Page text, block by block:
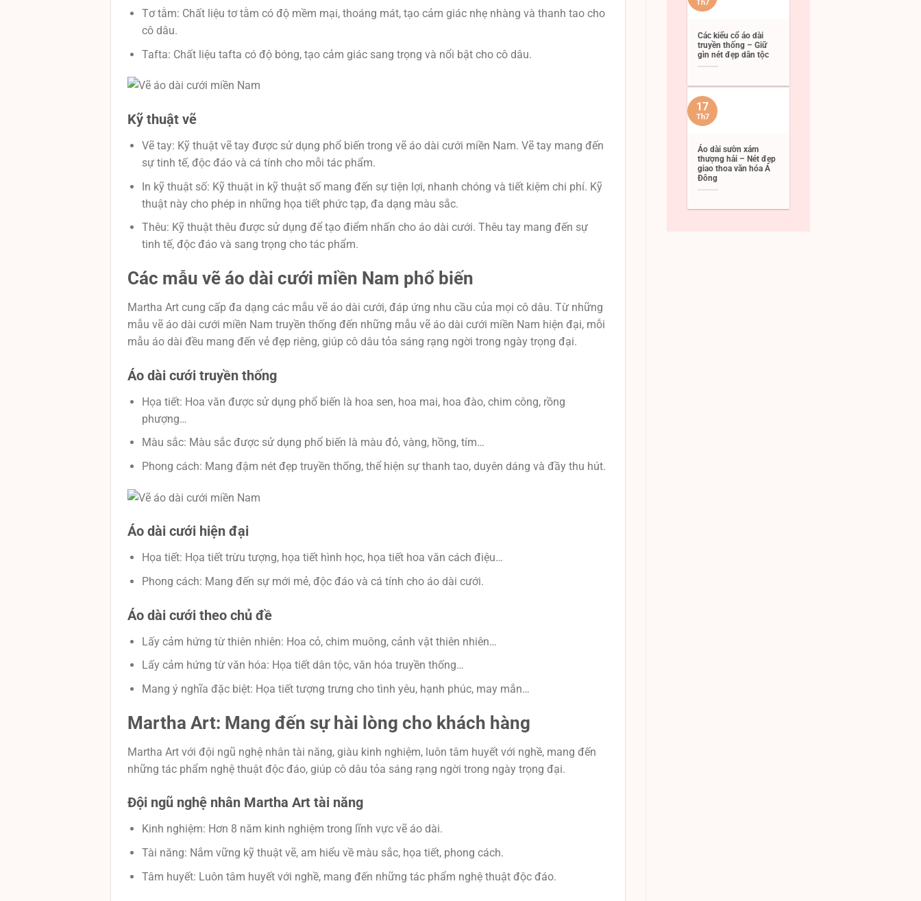
Tơ tằm: Chất liệu tơ tằm có độ mềm mại, thoáng mát, tạo cảm giác nhẹ nhàng và thanh tao cho
cô dâu.
Tafta: Chất liệu tafta có độ bóng, tạo cảm giác sang trọng và nổi bật cho cô dâu.
Kỹ thuật vẽ
Vẽ tay: Kỹ thuật vẽ tay được sử dụng phổ biến trong vẽ áo dài cưới miền Nam. Vẽ tay mang đến
sự tinh tế, độc đáo và cá tính cho mỗi tác phẩm.
In kỹ thuật số: Kỹ thuật in kỹ thuật số mang đến sự tiện lợi, nhanh chóng và tiết kiệm chi phí. Kỹ
thuật này cho phép in những họa tiết phức tạp, đa dạng màu sắc.
Thêu: Kỹ thuật thêu được sử dụng để tạo điểm nhấn cho áo dài cưới. Thêu tay mang đến sự
tinh tế, độc đáo và sang trọng cho tác phẩm.
Các mẫu vẽ áo dài cưới miền Nam phổ biến
Martha Art cung cấp đa dạng các mẫu vẽ áo dài cưới, đáp ứng nhu cầu của mọi cô dâu. Từ những
mẫu vẽ áo dài cưới miền Nam truyền thống đến những mẫu vẽ áo dài cưới miền Nam hiện đại, mỗi
mẫu áo dài đều mang đến vẻ đẹp riêng, giúp cô dâu tỏa sáng rạng ngời trong ngày trọng đại.
Áo dài cưới truyền thống
Họa tiết: Hoa văn được sử dụng phổ biến là hoa sen, hoa mai, hoa đào, chim công, rồng
phượng…
Màu sắc: Màu sắc được sử dụng phổ biến là màu đỏ, vàng, hồng, tím…
Phong cách: Mang đậm nét đẹp truyền thống, thể hiện sự thanh tao, duyên dáng và đầy thu hút.
Áo dài cưới hiện đại
Họa tiết: Họa tiết trừu tượng, họa tiết hình học, họa tiết hoa văn cách điệu…
Phong cách: Mang đến sự mới mẻ, độc đáo và cá tính cho áo dài cưới.
Áo dài cưới theo chủ đề
Lấy cảm hứng từ thiên nhiên: Hoa cỏ, chim muông, cảnh vật thiên nhiên…
Lấy cảm hứng từ văn hóa: Họa tiết dân tộc, văn hóa truyền thống…
Mang ý nghĩa đặc biệt: Họa tiết tượng trưng cho tình yêu, hạnh phúc, may mắn…
Martha Art: Mang đến sự hài lòng cho khách hàng
Martha Art với đội ngũ nghệ nhân tài năng, giàu kinh nghiệm, luôn tâm huyết với nghề, mang đến
những tác phẩm nghệ thuật độc đáo, giúp cô dâu tỏa sáng rạng ngời trong ngày trọng đại.
Đội ngũ nghệ nhân Martha Art tài năng
Kinh nghiệm: Hơn 8 năm kinh nghiệm trong lĩnh vực vẽ áo dài.
Tài năng: Nắm vững kỹ thuật vẽ, am hiểu về màu sắc, họa tiết, phong cách.
Tâm huyết: Luôn tâm huyết với nghề, mang đến những tác phẩm nghệ thuật độc đáo.
Các kiểu cổ áo dài
truyền thống – Giữ
gìn nét đẹp dân tộc
Th7
Áo dài sườn xám
thượng hải – Nét đẹp
giao thoa văn hóa Á
Đông
17
Th7